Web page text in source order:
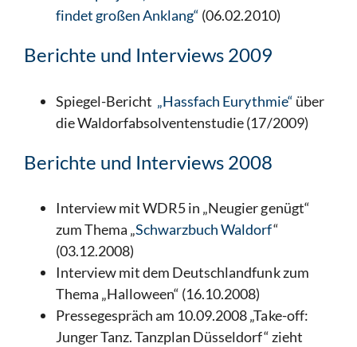
findet großen Anklang“ (06.02.2010)
Berichte und Interviews 2009
Spiegel-Bericht „Hassfach Eurythmie“ über
die Waldorfabsolventenstudie (17/2009)
Berichte und Interviews 2008
Interview mit WDR5 in „Neugier genügt“
zum Thema „Schwarzbuch Waldorf“
(03.12.2008)
Interview mit dem Deutschlandfunk zum
Thema „Halloween“ (16.10.2008)
Pressegespräch am 10.09.2008 „Take-off:
Junger Tanz. Tanzplan Düsseldorf“ zieht